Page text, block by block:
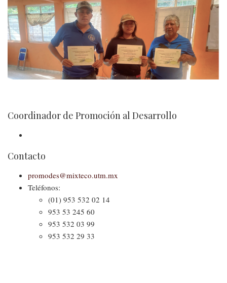
Contacto
Promoción
del
Desarrollo
Coordinador de Promoción al Desarrollo
Contacto
promodes@mixteco.utm.mx
Teléfonos:
(01) 953 532 02 14
953 53 245 60
953 532 03 99
953 532 29 33